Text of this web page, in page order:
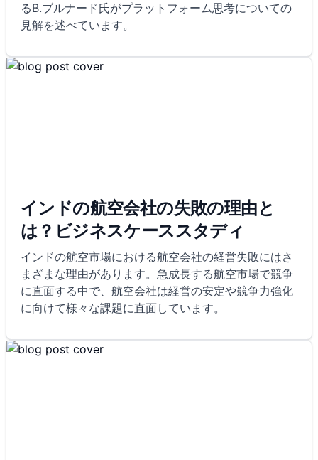
るB.ブルナード氏がプラットフォーム思考についての
見解を述べています。
インドの航空会社の失敗の理由と
は？ビジネスケーススタディ
インドの航空市場における航空会社の経営失敗にはさ
まざまな理由があります。急成長する航空市場で競争
に直面する中で、航空会社は経営の安定や競争力強化
に向けて様々な課題に直面しています。